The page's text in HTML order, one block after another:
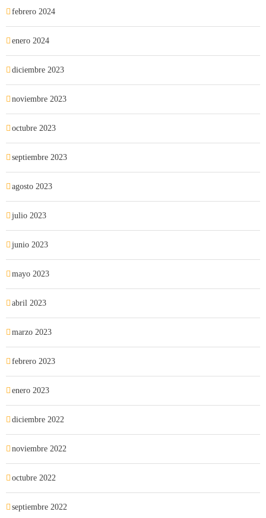
febrero 2024
enero 2024
diciembre 2023
noviembre 2023
octubre 2023
septiembre 2023
agosto 2023
julio 2023
junio 2023
mayo 2023
abril 2023
marzo 2023
febrero 2023
enero 2023
diciembre 2022
noviembre 2022
octubre 2022
septiembre 2022